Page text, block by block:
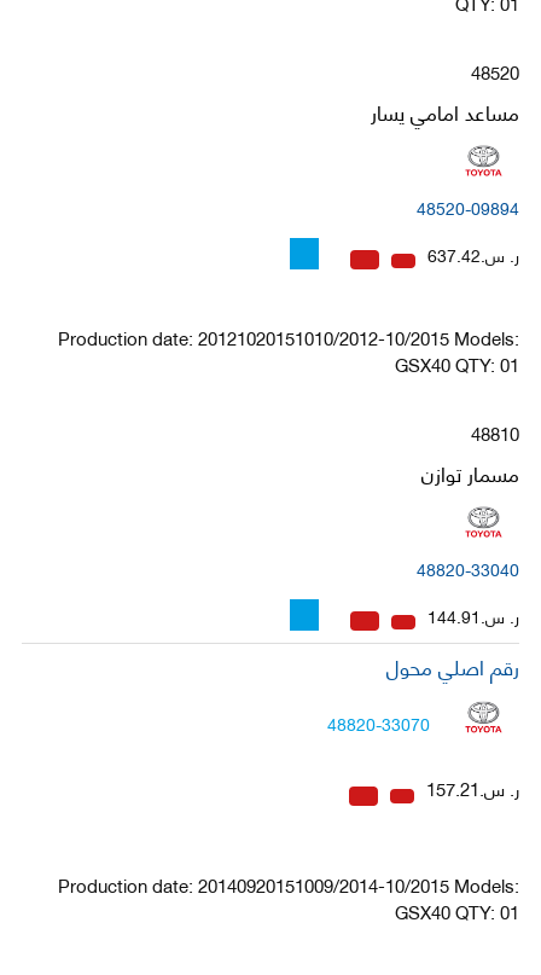
48520
مساعد امامي يسار
48520-09894
ر. س.637.42
Production date: 20121020151010/2012-10/2015 Models:
GSX40 QTY: 01
48810
مسمار توازن
48820-33040
ر. س.144.91
رقم اصلي محول
48820-33070
ر. س.157.21
Production date: 20140920151009/2014-10/2015 Models:
GSX40 QTY: 01